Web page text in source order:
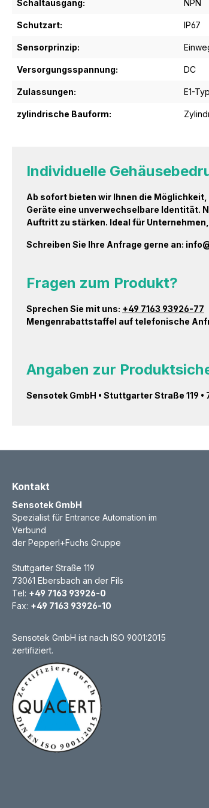
Schaltausgang: NPN
Schutzart: IP67
Sensorprinzip:
Versorgungsspannung: DC
Zulassungen: E1-
zylindrische Bauform:
Individuelle
Ab sofort bieten wir Ihnen die
Geräte eine unverwechselbare Identität.
Auftritt zu stärken. Ideal für
Schreiben Sie Ihre Anfrage gerne an:
Fragen zum Produkt?
Sprechen Sie mit uns: +49 7163 93926-77
Mengenrabattstaffel auf telefonische
Angaben zur
Sensotek GmbH • Stuttgarter Straße 119
Kontakt
Sensotek GmbH
Spezialist für Entrance Automation im
Verbund
der Pepperl+Fuchs Gruppe
Stuttgarter Straße 119
73061 Ebersbach an der Fils
Tel: +49 7163 93926-0
Fax: +49 7163 93926-10
Sensotek GmbH ist nach ISO 9001:2015
zertifiziert.